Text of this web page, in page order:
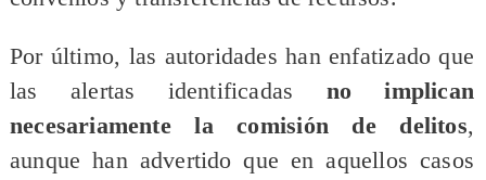
Por último, las autoridades han enfatizado que
las alertas identificadas no implican
necesariamente la comisión de delitos,
aunque han advertido que en aquellos casos